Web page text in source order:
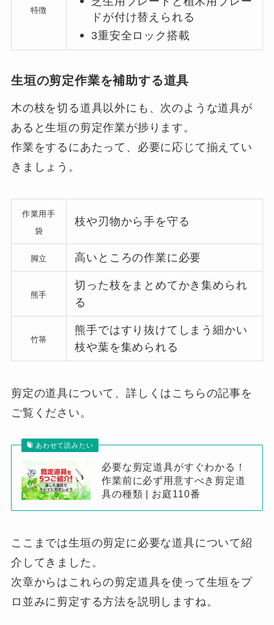
特徴
ドが付け替えられる
3重安全ロック搭載
生垣の剪定作業を補助する道具
木の枝を切る道具以外にも、次のような道具が
あると生垣の剪定作業が捗ります。
作業をするにあたって、必要に応じて揃えてい
きましょう。
作業用手
袋
枝や刃物から手を守る
脚立 高いところの作業に必要
熊手
切った枝をまとめてかき集められ
る
竹箒
熊手ではすり抜けてしまう細かい
枝や葉を集められる
剪定の道具について、詳しくはこちらの記事を
ご覧ください。
あわせて読みたい
必要な剪定道具がすぐわかる！
作業前に必ず用意すべき剪定道
具の種類 | お庭110番
ここまでは生垣の剪定に必要な道具について紹
介してきました。
次章からはこれらの剪定道具を使って生垣をプ
ロ並みに剪定する方法を説明しますね。